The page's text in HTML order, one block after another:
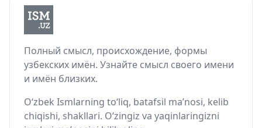
Полный смысл, происхождение, формы
узбекских имён. Узнайте смысл своего имени
и имён близких.
O‘zbek Ismlarning to‘liq, batafsil ma’nosi, kelib
chiqishi, shakllari. O‘zingiz va yaqinlaringizni